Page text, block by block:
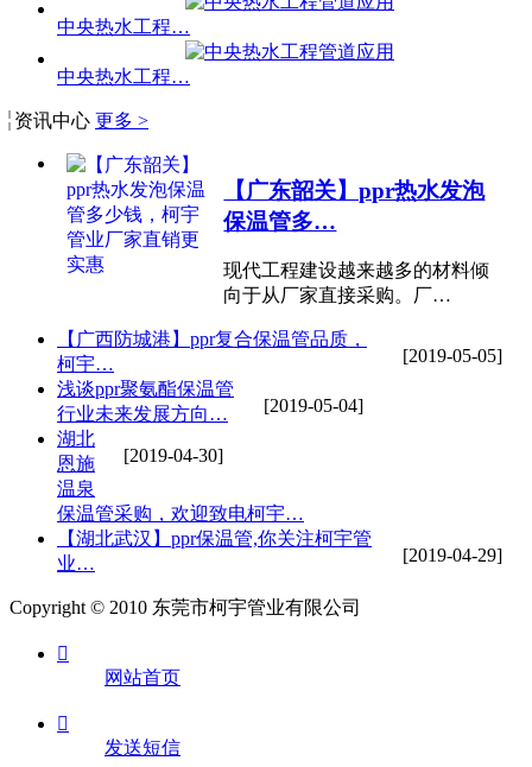
中央热水工程…
中央热水工程…
资讯中心 更多 >
【广东韶关】ppr热水发泡
保温管多…
现代工程建设越来越多的材料倾
向于从厂家直接采购。厂…
[2019-05-05]
【广西防城港】ppr复合保温管品质，
柯宇…
[2019-05-04]
浅谈ppr聚氨酯保温管
行业未来发展方向…
[2019-04-30]
湖北
恩施
温泉
保温管采购，欢迎致电柯宇…
[2019-04-29]
【湖北武汉】ppr保温管,你关注柯宇管
业…
Copyright © 2010 东莞市柯宇管业有限公司

网站首页

发送短信